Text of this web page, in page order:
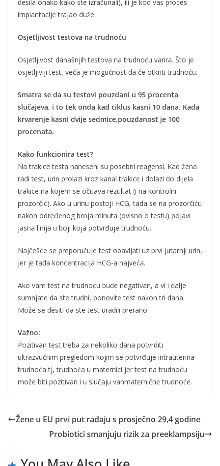
desila onako kako ste izračunali), ili je kod vas proces
implantacije trajao duže.
Osjetljivost testova na trudnoću
Osjetljivost današnjih testova na trudnoću varira. Što je
osjetljiviji test, veća je mogućnost da će otkriti trudnoću.
Smatra se da su testovi pouzdani u 95 procenta
slučajeva, i to tek onda kad ciklus kasni 10 dana. Kada
krvarenje kasni dvije sedmice,pouzdanost je 100
procenata.
Kako funkcionira test?
Na trakice testa naneseni su posebni reagensi. Kad žena
radi test, urin prolazi kroz kanal trakice i dolazi do dijela
trakice na kojem se očitava rezultat (i na kontrolni
prozorčić). Ako u urinu postoji HCG, tada se na prozorčiću
nakon određenog broja minuta (ovisno o testu) pojavi
jasna linija u boji koja potvrđuje trudnoću.
Najčešće se preporučuje test obavljati uz prvi jutarnji urin,
jer je tada koncentracija HCG-a najveća.
Ako vam test na trudnoću bude negativan, a vi i dalje
sumnjate da ste trudni, ponovite test nakon tri dana.
Može se desiti da ste test uradili prerano.
Važno:
Pozitivan test treba za nekoliko dana potvrditi
ultrazvučnim pregledom kojim se potvrđuje intrauterina
trudnoća tj, trudnoća u maternici jer test na trudnoću
može biti pozitivan i u slučaju vanmaternične trudnoće.
Žene u EU prvi put rađaju s prosječno 29,4 godine
Probiotici smanjuju rizik za preeklampsiju